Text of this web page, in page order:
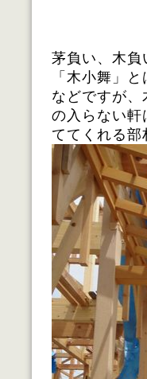
茅負い、木負
「木小舞」
などですが、
の入らない軒
ててくれる部